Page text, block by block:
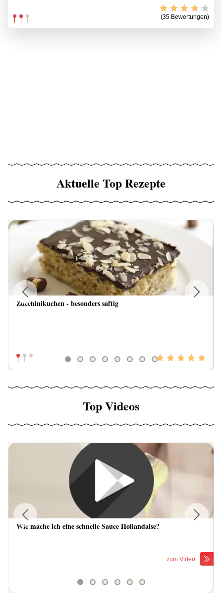
(35 Bewertungen)
Aktuelle Top Rezepte
Zucchinikuchen - besonders saftig
Previous
Top Videos
Wie mache ich eine schnelle Sauce Hollandaise?
zum Video
Previous